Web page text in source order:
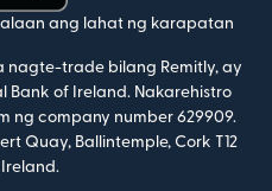
ang lahat ng karapatan
nagte-trade bilang Remitly, ay
of Ireland. Nakarehistro
ng company number 629909.
Quay, Ballintemple, Cork T12
Ireland.